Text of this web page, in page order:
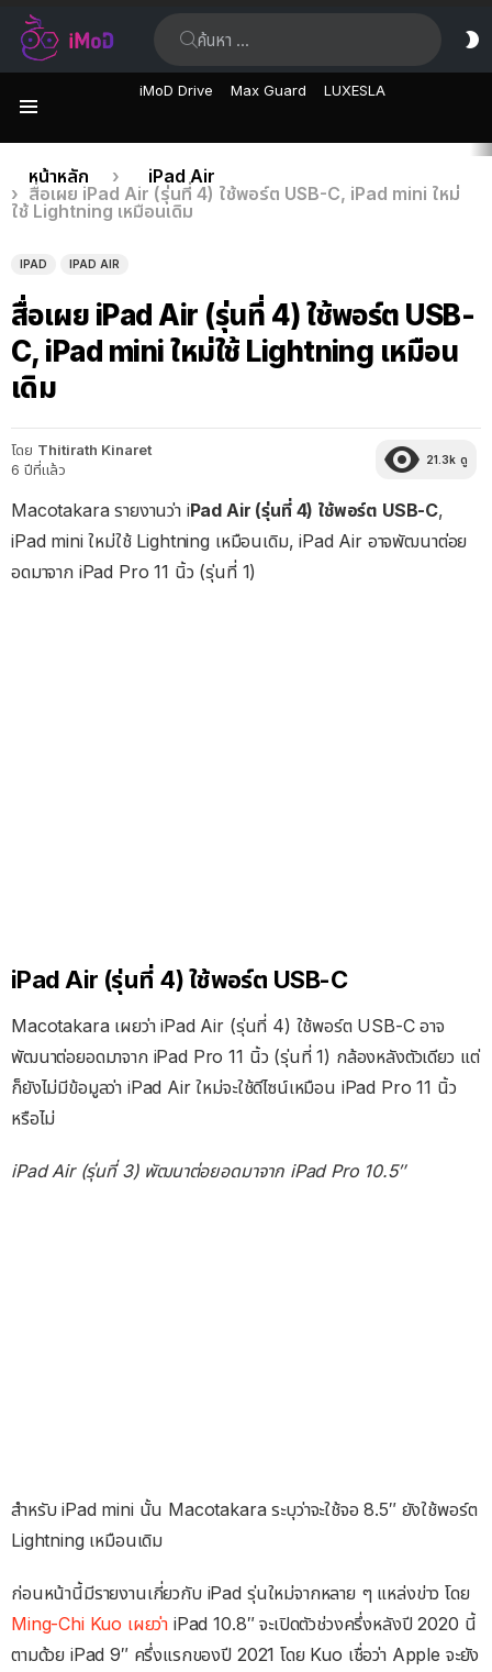
iMoD Drive Max Guard LUXESLA
เรื่อง
ล่าสุด
คุณอยู่ที่นี่:
หน้าหลัก
iPad Air
สื่อเผย iPad Air (รุ่นที่ 4) ใช้พอร์ต USB-C, iPad mini ใหม่
ใช้ Lightning เหมือนเดิม
IPAD IPAD AIR
สื่อเผย iPad Air (รุ่นที่ 4) ใช้พอร์ต USB-
C, iPad mini ใหม่ใช้ Lightning เหมือน
เดิม
โดย Thitirath Kinaret
6 ปีที่แล้ว
21.3k ดู
Macotakara รายงานว่า iPad Air (รุ่นที่ 4) ใช้พอร์ต USB-C,
iPad mini ใหม่ใช้ Lightning เหมือนเดิม, iPad Air อาจพัฒนาต่อย
อดมาจาก iPad Pro 11 นิ้ว (รุ่นที่ 1)
iPad Air (รุ่นที่ 4) ใช้พอร์ต USB-C
Macotakara เผยว่า iPad Air (รุ่นที่ 4) ใช้พอร์ต USB-C อาจ
พัฒนาต่อยอดมาจาก iPad Pro 11 นิ้ว (รุ่นที่ 1) กล้องหลังตัวเดียว แต่
ก็ยังไม่มีข้อมูลว่า iPad Air ใหม่จะใช้ดีไซน์เหมือน iPad Pro 11 นิ้ว
หรือไม่
iPad Air (รุ่นที่ 3) พัฒนาต่อยอดมาจาก iPad Pro 10.5″
สำหรับ iPad mini นั้น Macotakara ระบุว่าจะใช้จอ 8.5″ ยังใช้พอร์ต
Lightning เหมือนเดิม
ก่อนหน้านี้มีรายงานเกี่ยวกับ iPad รุ่นใหม่จากหลาย ๆ แหล่งข่าว โดย
Ming-Chi Kuo เผยว่า iPad 10.8″ จะเปิดตัวช่วงครึ่งหลังปี 2020 นี้
ตามด้วย iPad 9″ ครึ่งแรกของปี 2021 โดย Kuo เชื่อว่า Apple จะยัง